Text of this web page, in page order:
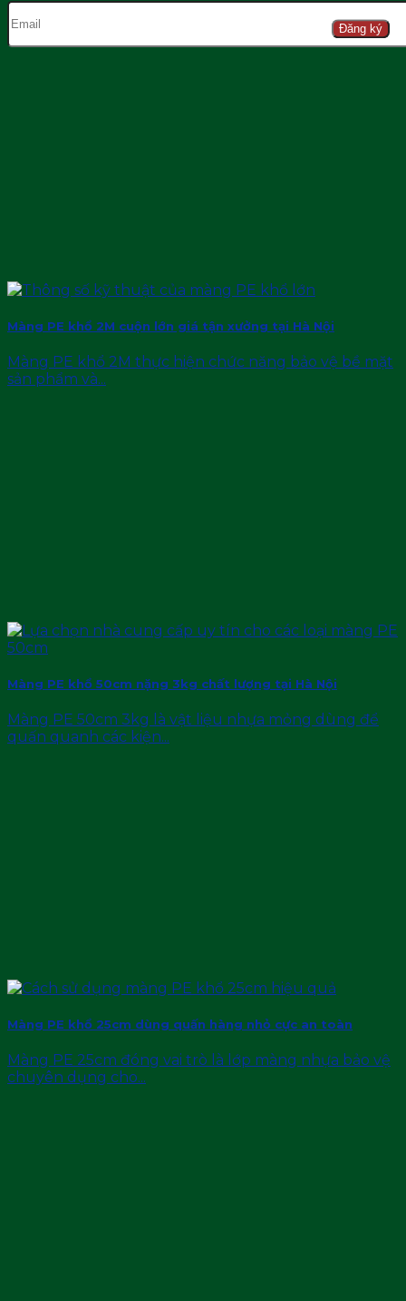
Đăng ký
Màng PE khổ 2M cuộn lớn giá tận xưởng tại Hà Nội
Màng PE khổ 2M thực hiện chức năng bảo vệ bề mặt
sản phẩm và...
Màng PE khổ 50cm nặng 3kg chất lượng tại Hà Nội
Màng PE 50cm 3kg là vật liệu nhựa mỏng dùng để
quấn quanh các kiện...
Màng PE khổ 25cm dùng quấn hàng nhỏ cực an toàn
Màng PE 25cm đóng vai trò là lớp màng nhựa bảo vệ
chuyên dụng cho...